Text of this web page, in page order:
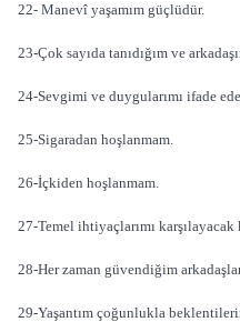
22- Manevî yaşamım güçlüdür.
23-Çok sayıda tanıdığım ve
24-Sevgimi ve duygularımı ifade
25-Sigaradan hoşlanmam.
26-İçkiden hoşlanmam.
27-Temel ihtiyaçlarımı
28-Her zaman güvendiğim
29-Yaşantım çoğunlukla